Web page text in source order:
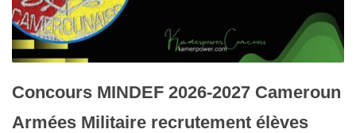
Concours MINDEF 2026-2027 Cameroun
Armées Militaire recrutement élèves